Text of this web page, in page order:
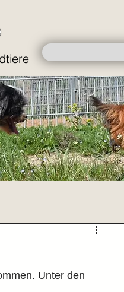
Unter den